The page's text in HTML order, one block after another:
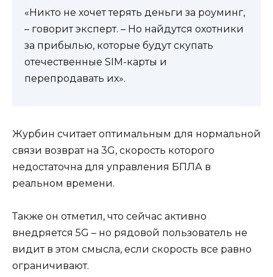
«Никто не хочет терять деньги за роуминг,
– говорит эксперт. – Но найдутся охотники
за прибылью, которые будут скупать
отечественные SIM-карты и
перепродавать их».
Журбин считает оптимальным для нормальной
связи возврат на 3G, скорость которого
недостаточна для управления БПЛА в
реальном времени.
Также он отметил, что сейчас активно
внедряется 5G – но рядовой пользователь не
видит в этом смысла, если скорость все равно
ограничивают.